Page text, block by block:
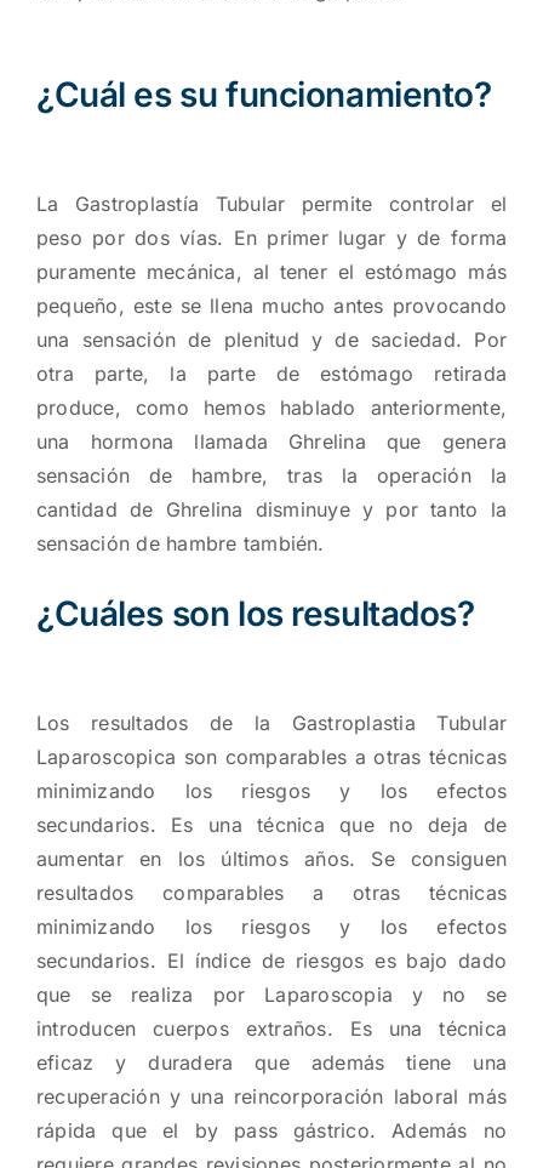
¿Cuál es su funcionamiento?
La Gastroplastía Tubular permite controlar el
peso por dos vías. En primer lugar y de forma
puramente mecánica, al tener el estómago más
pequeño, este se llena mucho antes provocando
una sensación de plenitud y de saciedad. Por
otra parte, la parte de estómago retirada
produce, como hemos hablado anteriormente,
una hormona llamada Ghrelina que genera
sensación de hambre, tras la operación la
cantidad de Ghrelina disminuye y por tanto la
sensación de hambre también.
¿Cuáles son los resultados?
Los resultados de la Gastroplastia Tubular
Laparoscopica son comparables a otras técnicas
minimizando los riesgos y los efectos
secundarios. Es una técnica que no deja de
aumentar en los últimos años. Se consiguen
resultados comparables a otras técnicas
minimizando los riesgos y los efectos
secundarios. El índice de riesgos es bajo dado
que se realiza por Laparoscopia y no se
introducen cuerpos extraños. Es una técnica
eficaz y duradera que además tiene una
recuperación y una reincorporación laboral más
rápida que el by pass gástrico. Además no